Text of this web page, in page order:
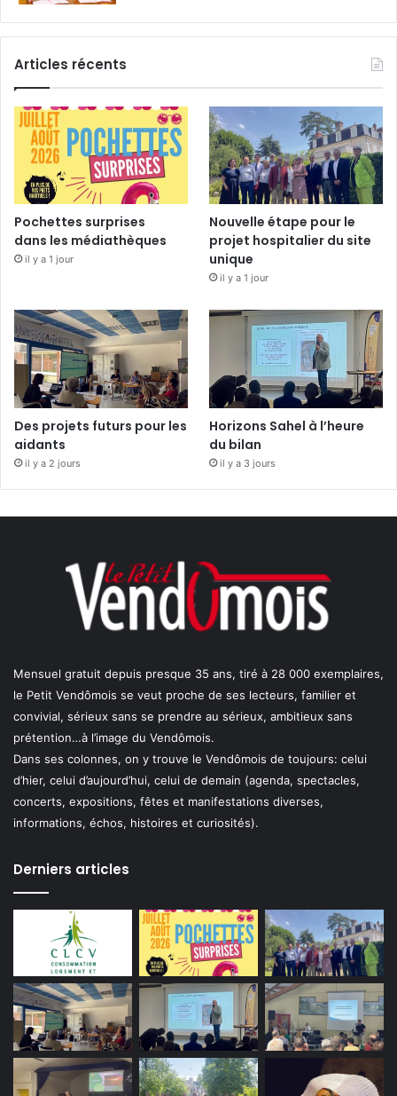
Articles récents
Pochettes surprises
dans les médiathèques
il y a 1 jour
Nouvelle étape pour le
projet hospitalier du site
unique
il y a 1 jour
Des projets futurs pour les
aidants
il y a 2 jours
Horizons Sahel à l’heure
du bilan
il y a 3 jours
Mensuel gratuit depuis presque 35 ans, tiré à 28 000 exemplaires,
le Petit Vendômois se veut proche de ses lecteurs, familier et
convivial, sérieux sans se prendre au sérieux, ambitieux sans
prétention…à l’image du Vendômois.
Dans ses colonnes, on y trouve le Vendômois de toujours: celui
d’hier, celui d’aujourd’hui, celui de demain (agenda, spectacles,
concerts, expositions, fêtes et manifestations diverses,
informations, échos, histoires et curiosités).
Derniers articles